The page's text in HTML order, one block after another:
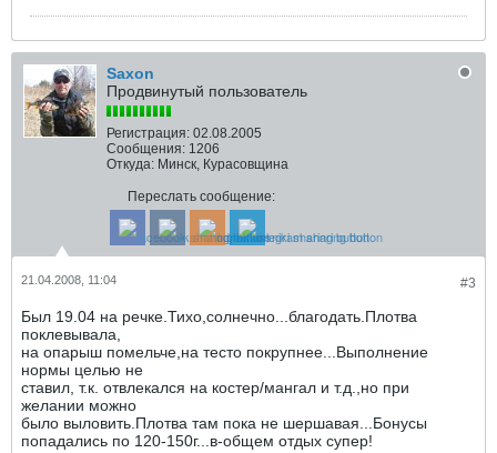
Saxon
Продвинутый пользователь
Регистрация: 02.08.2005
Сообщения: 1206
Откуда: Минск, Курасовщина
Переслать сообщение:
#3
21.04.2008, 11:04
Был 19.04 на речке.Тихо,солнечно...благодать.Плотва
поклевывала,
на опарыш помельче,на тесто покрупнее...Выполнение
нормы целью не
ставил, т.к. отвлекался на костер/мангал и т.д.,но при
желании можно
было выловить.Плотва там пока не шершавая...Бонусы
попадались по 120-150г...в-общем отдых супер!